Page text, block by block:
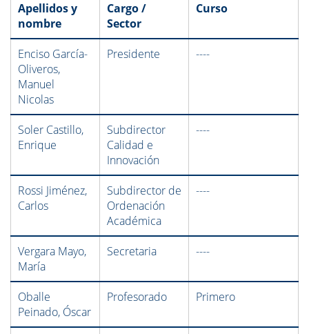
Apellidos y
nombre
Cargo /
Sector
Curso
Enciso García-
Oliveros,
Manuel
Nicolas
Presidente ----
Soler Castillo,
Enrique
Subdirector
Calidad e
Innovación
----
Rossi Jiménez,
Carlos
Subdirector de
Ordenación
Académica
----
Vergara Mayo,
María
Secretaria ----
Oballe
Peinado, Óscar
Profesorado Primero